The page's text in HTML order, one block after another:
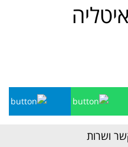
ושרות